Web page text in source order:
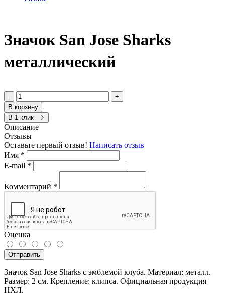
Значок San Jose Sharks
металлический
-
+
В корзину
В 1 клик
Описание
Отзывы
Оставьте первый отзыв! Написать отзыв
Имя *
E-mail *
Комментарий *
Оценка
Отправить
Значок San Jose Sharks с эмблемой клуба. Материал: металл.
Размер: 2 см. Крепление: клипса. Официальная продукция
НХЛ.